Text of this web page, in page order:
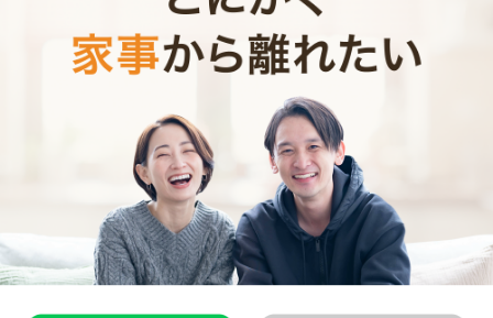
東大阪市で働く家事代行キャストの声
家事代行キャストAさん (家事歴30年)
結婚前まで土井勝の料理学校の助手を担当しておりました。
飲食のお仕事に関しては40年以上経験があります。調理師免
許を保持しています。